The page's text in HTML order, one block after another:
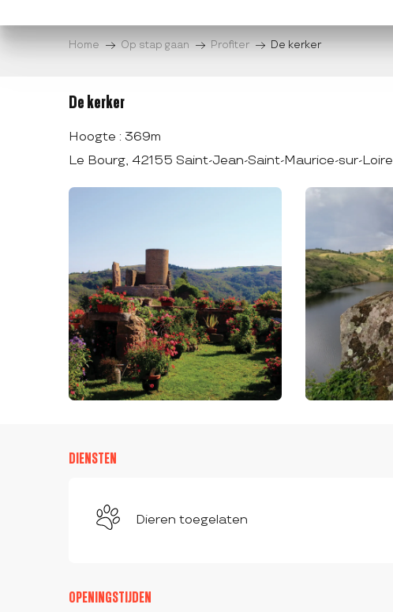
au
Home Op stap gaan Profiter De kerker
De kerker
Hoogte : 369m
Le Bourg, 42155 Saint-Jean-Saint-Maurice-sur-Loire
DIENSTEN
Dieren toegelaten
OPENINGSTIJDEN